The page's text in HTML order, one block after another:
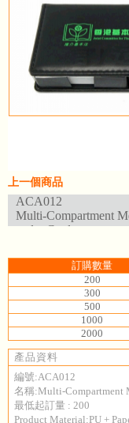
上一個商品
ACA012
Multi-Compartment
endar Card
訂購數量
200
300
500
1000
2000
產品資料
編號:ACA012
名稱:Multi-Compartment
最低起訂量 : 200
Product Material:PU +